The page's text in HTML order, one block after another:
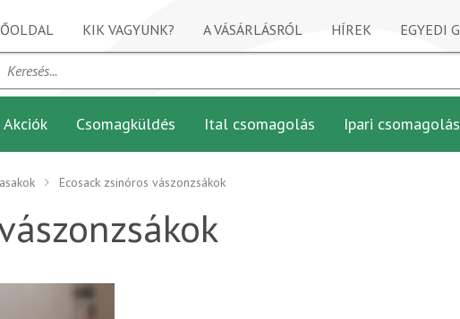
KIK VAGYUNK? A VÁSÁRLÁSRÓL HÍREK EGYEDI
Akciók Csomagküldés Ital csomagolás Ipari
Ecosack zsinóros vászonzsákok